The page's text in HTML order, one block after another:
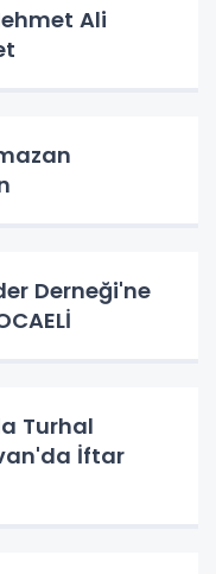
Ali
Derneği'ne
Turhal
İftar